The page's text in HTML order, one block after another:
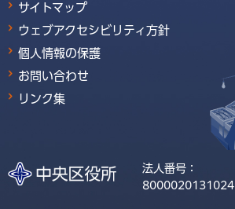
サイトマップ
ウェブアクセシビリティ方針
個人情報の保護
お問い合わせ
リンク集
法人番号：
8000020131024